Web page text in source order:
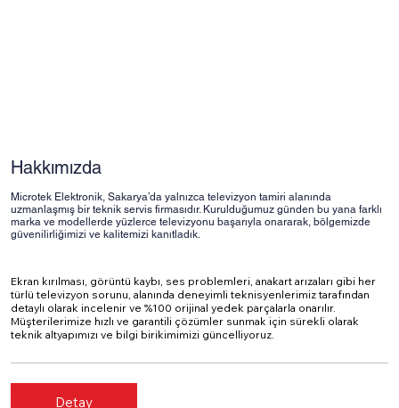
Hakkımızda
Microtek Elektronik, Sakarya’da yalnızca televizyon tamiri alanında
uzmanlaşmış bir teknik servis firmasıdır. Kurulduğumuz günden bu yana farklı
marka ve modellerde yüzlerce televizyonu başarıyla onararak, bölgemizde
güvenilirliğimizi ve kalitemizi kanıtladık.
Ekran kırılması, görüntü kaybı, ses problemleri, anakart arızaları gibi her
türlü televizyon sorunu, alanında deneyimli teknisyenlerimiz tarafından
detaylı olarak incelenir ve %100 orijinal yedek parçalarla onarılır.
Müşterilerimize hızlı ve garantili çözümler sunmak için sürekli olarak
teknik altyapımızı ve bilgi birikimimizi güncelliyoruz.